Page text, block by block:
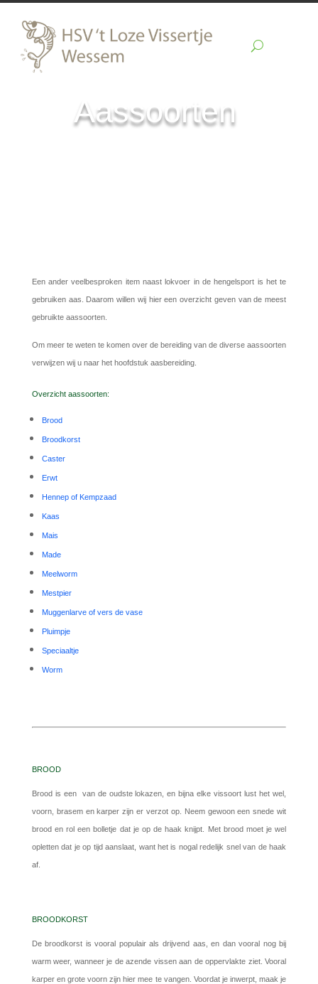
Aassoorten
Een ander veelbesproken item naast lokvoer in de hengelsport is het te
gebruiken aas. Daarom willen wij hier een overzicht geven van de meest
gebruikte aassoorten.
Om meer te weten te komen over de bereiding van de diverse aassoorten
verwijzen wij u naar het hoofdstuk aasbereiding.
Overzicht aassoorten:
Brood
Broodkorst
Caster
Erwt
Hennep of Kempzaad
Kaas
Mais
Made
Meelworm
Mestpier
Muggenlarve of vers de vase
Pluimpje
Speciaaltje
Worm
BROOD
Brood is een van de oudste lokazen, en bijna elke vissoort lust het wel,
voorn, brasem en karper zijn er verzot op. Neem gewoon een snede wit
brood en rol een bolletje dat je op de haak knijpt. Met brood moet je wel
opletten dat je op tijd aanslaat, want het is nogal redelijk snel van de haak
af.
BROODKORST
De broodkorst is vooral populair als drijvend aas, en dan vooral nog bij
warm weer, wanneer je de azende vissen aan de oppervlakte ziet. Vooral
karper en grote voorn zijn hier mee te vangen. Voordat je inwerpt, maak je